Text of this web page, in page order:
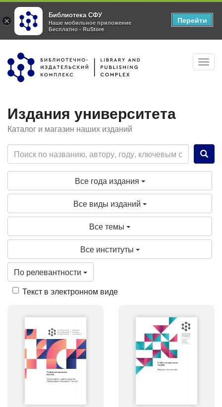
Перейти
основному
Издания университета
Каталог и магазин наших изданий
Все года издания
Все виды изданий
Все темы
Все институты
По релевантности
Текст в электронном виде
×
Библиотека СФУ
Наше мобильное приложение
Бесплатно - RuStore
Перейти